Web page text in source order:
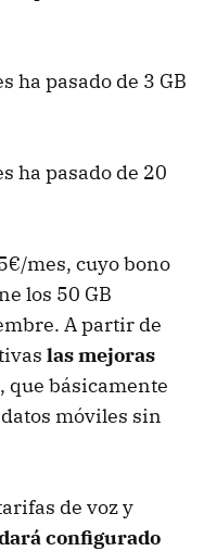
ha pasado de 3 GB
ha pasado de 20
mes, cuyo bono
los 50 GB
A partir de
las mejoras
, que básicamente
móviles sin
de voz y
configurado